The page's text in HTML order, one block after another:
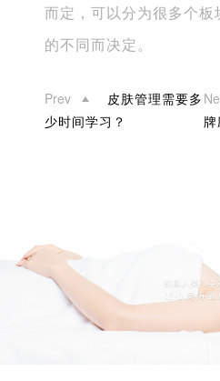
而定，可以分为很多个
的不同而决定。
Prev
皮肤管理需要多
少时间学习？